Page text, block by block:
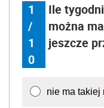
1
/
1
0
Ile
można
jeszcze
nie ma takiej